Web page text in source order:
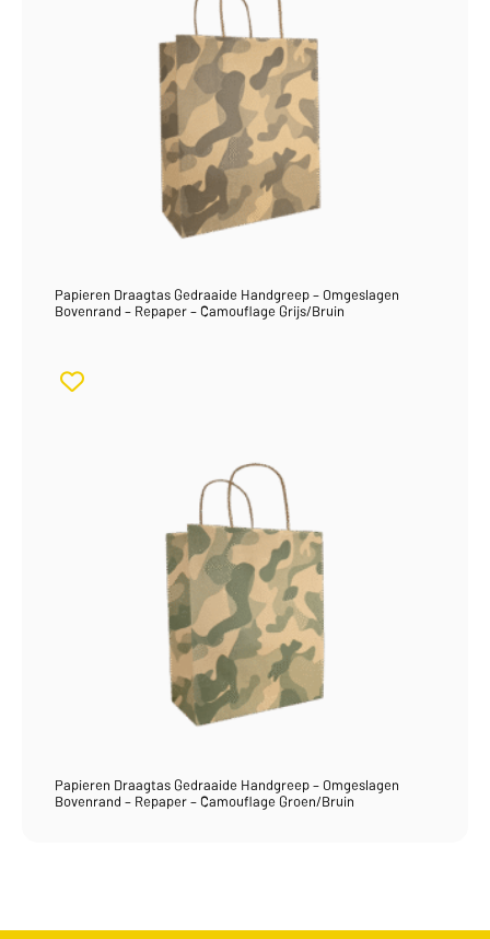
Papieren Draagtas Gedraaide Handgreep – Omgeslagen
Bovenrand – Repaper – Camouflage Grijs/Bruin
Papieren Draagtas Gedraaide Handgreep – Omgeslagen
Bovenrand – Repaper – Camouflage Groen/Bruin